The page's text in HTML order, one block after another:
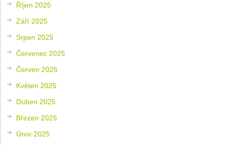
Říjen 2025
Září 2025
Srpen 2025
Červenec 2025
Červen 2025
Květen 2025
Duben 2025
Březen 2025
Únor 2025